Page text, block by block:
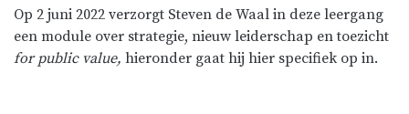
Op 2 juni 2022 verzorgt Steven de Waal in deze leergang
een module over strategie, nieuw leiderschap en toezicht
for public value, hieronder gaat hij hier specifiek op in.